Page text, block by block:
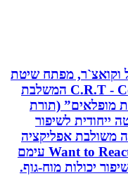
מפתח שיטת
C.R.T - Cognitive Reaction Training המשלבת
(תורת
לשיפור
אפליקציה
ייחודית וערכה ייעודיות בשם: Want to React עימם
מוח-גוף.